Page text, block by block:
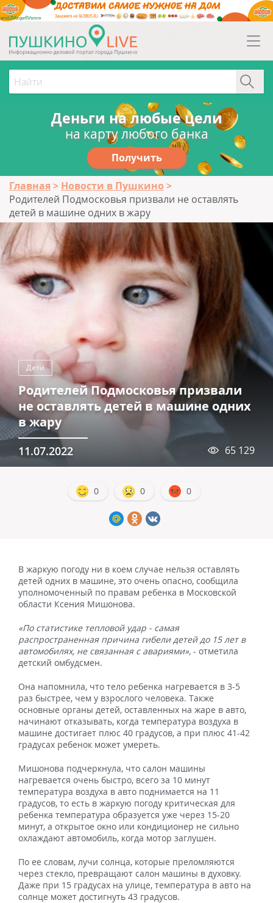
erid:2Vtzqw6Vsmm
Деньги на любые цели
на карту любого банка
Получить
Главная
Новости в Пушкино
Родителей Подмосковья призвали не оставлять
детей в машине одних в жару
Дети
Родителей Подмосковья призвали
не оставлять детей в машине одних
в жару
11.07.2022 65 129
0 0 0
В жаркую погоду ни в коем случае нельзя оставлять
детей одних в машине, это очень опасно, сообщила
уполномоченный по правам ребенка в Московской
области Ксения Мишонова.
«По статистике тепловой удар - самая
распространенная причина гибели детей до 15 лет в
автомобилях, не связанная с авариями», - отметила
детский омбудсмен.
Она напомнила, что тело ребенка нагревается в 3-5
раз быстрее, чем у взрослого человека. Также
основные органы детей, оставленных на жаре в авто,
начинают отказывать, когда температура воздуха в
машине достигает плюс 40 градусов, а при плюс 41-42
градусах ребенок может умереть.
Мишонова подчеркнула, что салон машины
нагревается очень быстро, всего за 10 минут
температура воздуха в авто поднимается на 11
градусов, то есть в жаркую погоду критическая для
ребенка температура образуется уже через 15-20
минут, а открытое окно или кондиционер не сильно
охлаждают автомобиль, когда мотор заглушен.
По ее словам, лучи солнца, которые преломляются
через стекло, превращают салон машины в духовку.
Даже при 15 градусах на улице, температура в авто на
солнце может достигнуть 43 градусов.